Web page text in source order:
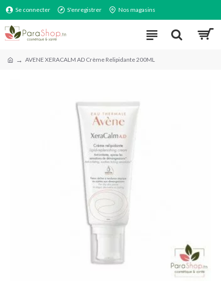
Se connecter S'enregistrer Nos magasins
AVENE XERACALM AD Crème Relipidante 200ML